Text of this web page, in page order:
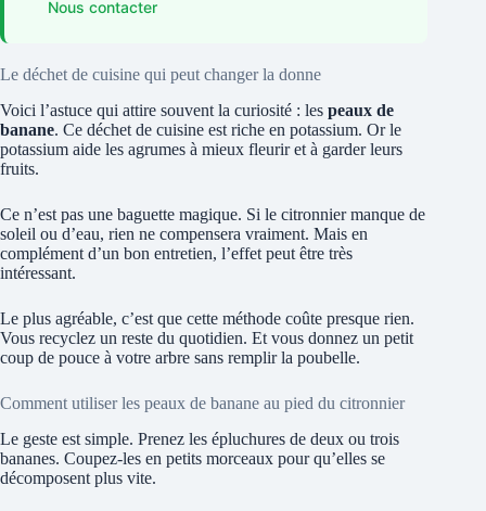
Nous contacter
Le déchet de cuisine qui peut changer la donne
Voici l’astuce qui attire souvent la curiosité : les peaux de
banane. Ce déchet de cuisine est riche en potassium. Or le
potassium aide les agrumes à mieux fleurir et à garder leurs
fruits.
Ce n’est pas une baguette magique. Si le citronnier manque de
soleil ou d’eau, rien ne compensera vraiment. Mais en
complément d’un bon entretien, l’effet peut être très
intéressant.
Le plus agréable, c’est que cette méthode coûte presque rien.
Vous recyclez un reste du quotidien. Et vous donnez un petit
coup de pouce à votre arbre sans remplir la poubelle.
Comment utiliser les peaux de banane au pied du citronnier
Le geste est simple. Prenez les épluchures de deux ou trois
bananes. Coupez-les en petits morceaux pour qu’elles se
décomposent plus vite.